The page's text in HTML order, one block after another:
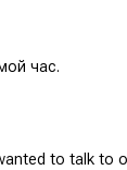
час.
to talk to